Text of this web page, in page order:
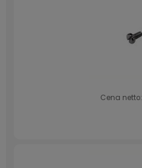
Cena netto: